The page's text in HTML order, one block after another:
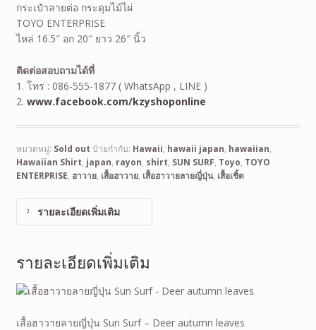
กระเป๋าลายต่อ กระดุมไม้ไผ่
TOYO ENTERPRISE
ไหล่ 16.5″ อก 20″ ยาว 26″ นิ้ว
ติดต่อสอบถามได้ที่
1. โทร : 086-555-1877 ( WhatsApp , LINE )
2. www.facebook.com/kzyshoponline
หมวดหมู่: Sold out ป้ายกำกับ: Hawaii, hawaii japan, hawaiian,
Hawaiian Shirt, japan, rayon, shirt, SUN SURF, Toyo, TOYO
ENTERPRISE, ฮาวาย, เสื้อฮาวาย, เสื้อฮาวายลายญี่ปุ่น, เสื้อเชิ้ต
รายละเอียดเพิ่มเติม
รายละเอียดเพิ่มเติม
เสื้อฮาวายลายญี่ปุ่น Sun Surf – Deer autumn leaves